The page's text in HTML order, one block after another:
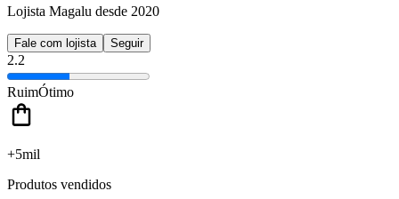
Lojista Magalu desde 2020
Fale com lojista Seguir
2.2
RuimÓtimo
+5mil
Produtos vendidos